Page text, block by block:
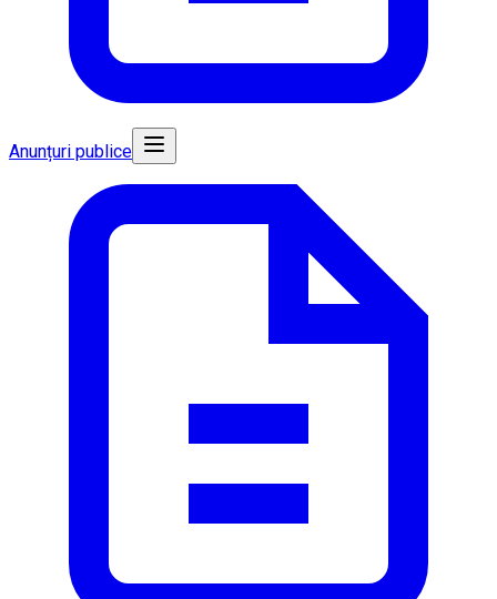
Anunțuri publice